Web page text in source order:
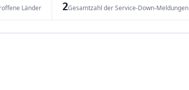
Länder 2Gesamtzahl der Service-Down-Meldungen